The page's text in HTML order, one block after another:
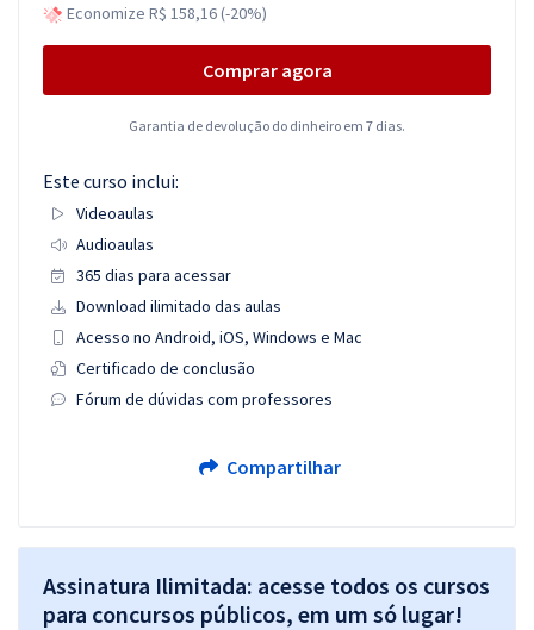
Economize R$ 158,16 (-20%)
Comprar agora
Garantia de devolução do dinheiro em 7 dias.
Este curso inclui:
Videoaulas
Audioaulas
365 dias para acessar
Download ilimitado das aulas
Acesso no Android, iOS, Windows e Mac
Certificado de conclusão
Fórum de dúvidas com professores
Compartilhar
Assinatura Ilimitada: acesse todos os cursos
para concursos públicos, em um só lugar!